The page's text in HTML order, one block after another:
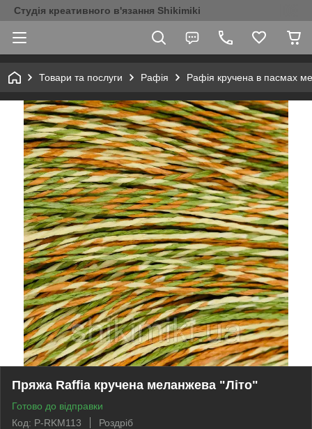
Студія креативного в'язання Shikimiki
Товари та послуги Рафія Рафія кручена в пасмах
Пряжа Raffia кручена меланжева "Літо"
Готово до відправки
Код: P-RKM113
Роздріб